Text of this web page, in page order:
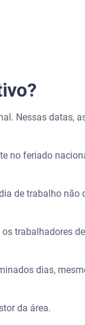
Nessas datas,
no feriado
de trabalho não
trabalhadores
dias,
da área.